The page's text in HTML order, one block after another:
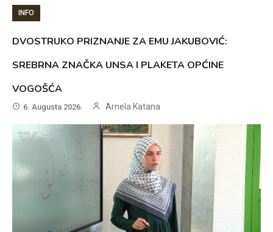
INFO
DVOSTRUKO PRIZNANJE ZA EMU JAKUBOVIĆ:
SREBRNA ZNAČKA UNSA I PLAKETA OPĆINE
VOGOŠĆA
6. Augusta 2026. Arnela Katana